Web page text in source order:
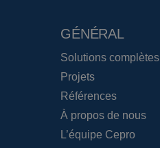
GÉNÉRAL
Solutions complètes
Projets
Références
À propos de nous
L’équipe Cepro